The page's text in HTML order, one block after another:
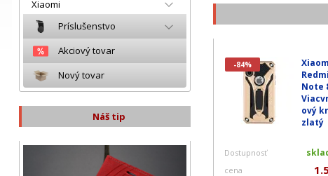
Xiaomi
Príslušenstvo
Akciový tovar
Nový tovar
Náš tip
-84%
Redmi
Note
ový
zlatý
Dostupnosť
cena